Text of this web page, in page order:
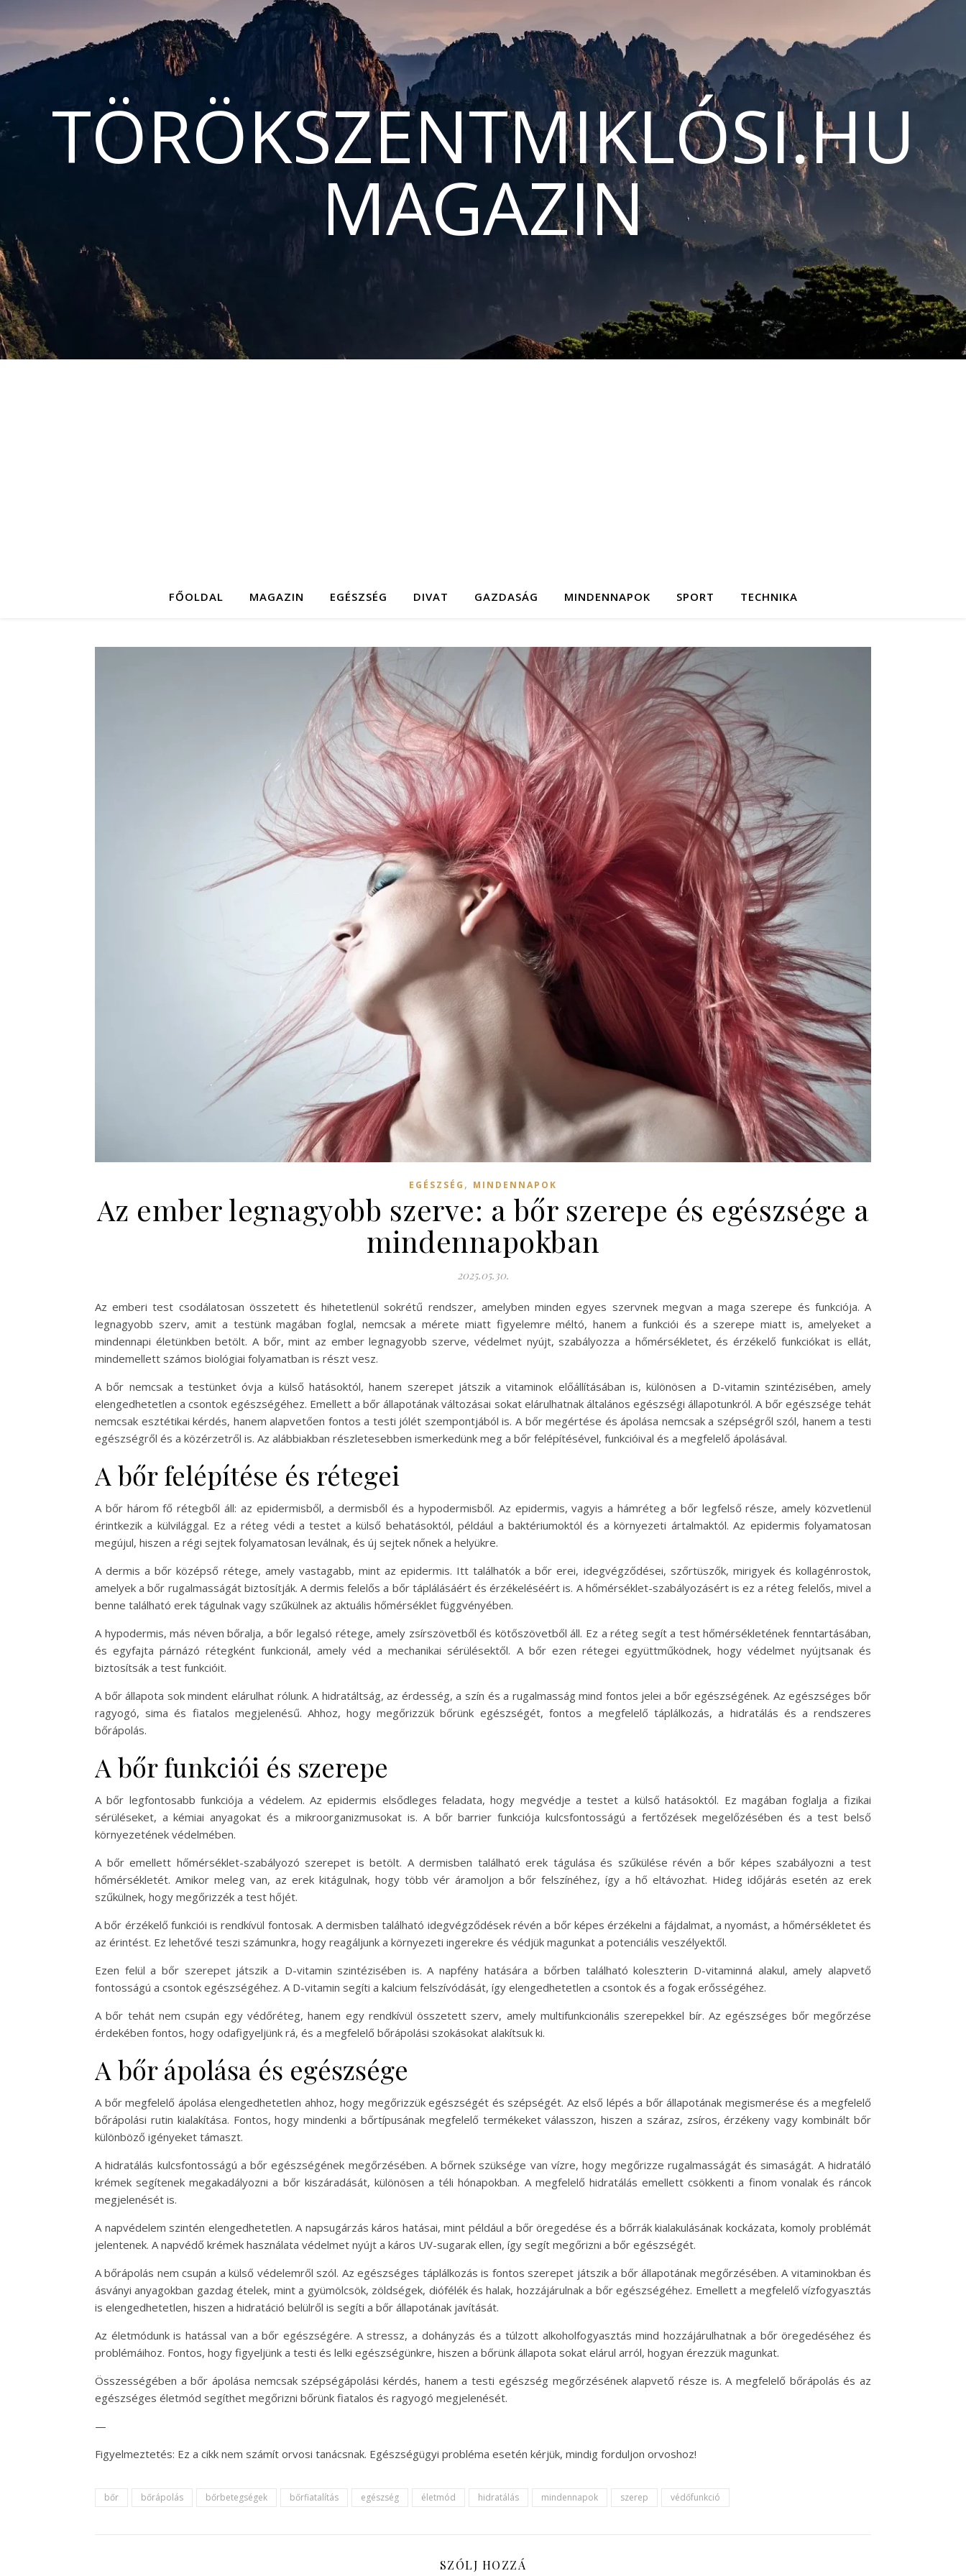
TÖRÖKSZENTMIKLÓSI.HU
MAGAZIN
FŐOLDAL MAGAZIN EGÉSZSÉG DIVAT GAZDASÁG MINDENNAPOK SPORT TECHNIKA
EGÉSZSÉG , MINDENNAPOK
Az ember legnagyobb szerve: a bőr szerepe és egészsége a
mindennapokban
2025.05.30.
Az emberi test csodálatosan összetett és hihetetlenül sokrétű rendszer, amelyben minden egyes szervnek megvan a maga szerepe és funkciója. A
legnagyobb szerv, amit a testünk magában foglal, nemcsak a mérete miatt figyelemre méltó, hanem a funkciói és a szerepe miatt is, amelyeket a
mindennapi életünkben betölt. A bőr, mint az ember legnagyobb szerve, védelmet nyújt, szabályozza a hőmérsékletet, és érzékelő funkciókat is ellát,
mindemellett számos biológiai folyamatban is részt vesz.
A bőr nemcsak a testünket óvja a külső hatásoktól, hanem szerepet játszik a vitaminok előállításában is, különösen a D-vitamin szintézisében, amely
elengedhetetlen a csontok egészségéhez. Emellett a bőr állapotának változásai sokat elárulhatnak általános egészségi állapotunkról. A bőr egészsége tehát
nemcsak esztétikai kérdés, hanem alapvetően fontos a testi jólét szempontjából is. A bőr megértése és ápolása nemcsak a szépségről szól, hanem a testi
egészségről és a közérzetről is. Az alábbiakban részletesebben ismerkedünk meg a bőr felépítésével, funkcióival és a megfelelő ápolásával.
A bőr felépítése és rétegei
A bőr három fő rétegből áll: az epidermisből, a dermisből és a hypodermisből. Az epidermis, vagyis a hámréteg a bőr legfelső része, amely közvetlenül
érintkezik a külvilággal. Ez a réteg védi a testet a külső behatásoktól, például a baktériumoktól és a környezeti ártalmaktól. Az epidermis folyamatosan
megújul, hiszen a régi sejtek folyamatosan leválnak, és új sejtek nőnek a helyükre.
A dermis a bőr középső rétege, amely vastagabb, mint az epidermis. Itt találhatók a bőr erei, idegvégződései, szőrtüszők, mirigyek és kollagénrostok,
amelyek a bőr rugalmasságát biztosítják. A dermis felelős a bőr táplálásáért és érzékeléséért is. A hőmérséklet-szabályozásért is ez a réteg felelős, mivel a
benne található erek tágulnak vagy szűkülnek az aktuális hőmérséklet függvényében.
A hypodermis, más néven bőralja, a bőr legalsó rétege, amely zsírszövetből és kötőszövetből áll. Ez a réteg segít a test hőmérsékletének fenntartásában,
és egyfajta párnázó rétegként funkcionál, amely véd a mechanikai sérülésektől. A bőr ezen rétegei együttműködnek, hogy védelmet nyújtsanak és
biztosítsák a test funkcióit.
A bőr állapota sok mindent elárulhat rólunk. A hidratáltság, az érdesség, a szín és a rugalmasság mind fontos jelei a bőr egészségének. Az egészséges bőr
ragyogó, sima és fiatalos megjelenésű. Ahhoz, hogy megőrizzük bőrünk egészségét, fontos a megfelelő táplálkozás, a hidratálás és a rendszeres
bőrápolás.
A bőr funkciói és szerepe
A bőr legfontosabb funkciója a védelem. Az epidermis elsődleges feladata, hogy megvédje a testet a külső hatásoktól. Ez magában foglalja a fizikai
sérüléseket, a kémiai anyagokat és a mikroorganizmusokat is. A bőr barrier funkciója kulcsfontosságú a fertőzések megelőzésében és a test belső
környezetének védelmében.
A bőr emellett hőmérséklet-szabályozó szerepet is betölt. A dermisben található erek tágulása és szűkülése révén a bőr képes szabályozni a test
hőmérsékletét. Amikor meleg van, az erek kitágulnak, hogy több vér áramoljon a bőr felszínéhez, így a hő eltávozhat. Hideg időjárás esetén az erek
szűkülnek, hogy megőrizzék a test hőjét.
A bőr érzékelő funkciói is rendkívül fontosak. A dermisben található idegvégződések révén a bőr képes érzékelni a fájdalmat, a nyomást, a hőmérsékletet és
az érintést. Ez lehetővé teszi számunkra, hogy reagáljunk a környezeti ingerekre és védjük magunkat a potenciális veszélyektől.
Ezen felül a bőr szerepet játszik a D-vitamin szintézisében is. A napfény hatására a bőrben található koleszterin D-vitaminná alakul, amely alapvető
fontosságú a csontok egészségéhez. A D-vitamin segíti a kalcium felszívódását, így elengedhetetlen a csontok és a fogak erősségéhez.
A bőr tehát nem csupán egy védőréteg, hanem egy rendkívül összetett szerv, amely multifunkcionális szerepekkel bír. Az egészséges bőr megőrzése
érdekében fontos, hogy odafigyeljünk rá, és a megfelelő bőrápolási szokásokat alakítsuk ki.
A bőr ápolása és egészsége
A bőr megfelelő ápolása elengedhetetlen ahhoz, hogy megőrizzük egészségét és szépségét. Az első lépés a bőr állapotának megismerése és a megfelelő
bőrápolási rutin kialakítása. Fontos, hogy mindenki a bőrtípusának megfelelő termékeket válasszon, hiszen a száraz, zsíros, érzékeny vagy kombinált bőr
különböző igényeket támaszt.
A hidratálás kulcsfontosságú a bőr egészségének megőrzésében. A bőrnek szüksége van vízre, hogy megőrizze rugalmasságát és simaságát. A hidratáló
krémek segítenek megakadályozni a bőr kiszáradását, különösen a téli hónapokban. A megfelelő hidratálás emellett csökkenti a finom vonalak és ráncok
megjelenését is.
A napvédelem szintén elengedhetetlen. A napsugárzás káros hatásai, mint például a bőr öregedése és a bőrrák kialakulásának kockázata, komoly problémát
jelentenek. A napvédő krémek használata védelmet nyújt a káros UV-sugarak ellen, így segít megőrizni a bőr egészségét.
A bőrápolás nem csupán a külső védelemről szól. Az egészséges táplálkozás is fontos szerepet játszik a bőr állapotának megőrzésében. A vitaminokban és
ásványi anyagokban gazdag ételek, mint a gyümölcsök, zöldségek, diófélék és halak, hozzájárulnak a bőr egészségéhez. Emellett a megfelelő vízfogyasztás
is elengedhetetlen, hiszen a hidratáció belülről is segíti a bőr állapotának javítását.
Az életmódunk is hatással van a bőr egészségére. A stressz, a dohányzás és a túlzott alkoholfogyasztás mind hozzájárulhatnak a bőr öregedéséhez és
problémáihoz. Fontos, hogy figyeljünk a testi és lelki egészségünkre, hiszen a bőrünk állapota sokat elárul arról, hogyan érezzük magunkat.
Összességében a bőr ápolása nemcsak szépségápolási kérdés, hanem a testi egészség megőrzésének alapvető része is. A megfelelő bőrápolás és az
egészséges életmód segíthet megőrizni bőrünk fiatalos és ragyogó megjelenését.
—
Figyelmeztetés: Ez a cikk nem számít orvosi tanácsnak. Egészségügyi probléma esetén kérjük, mindig forduljon orvoshoz!
bőr bőrápolás bőrbetegségek bőrfiatalítás egészség életmód hidratálás mindennapok szerep védőfunkció
SZÓLJ HOZZÁ